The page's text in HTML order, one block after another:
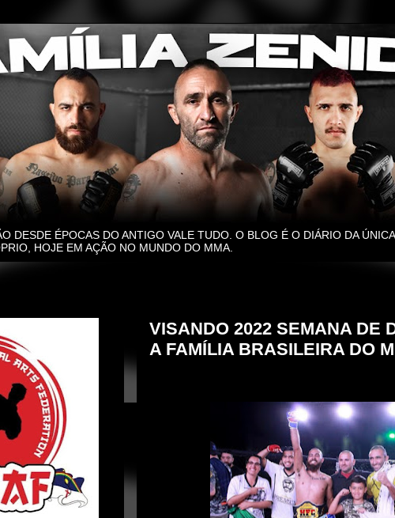
DESDE ÉPOCAS DO ANTIGO VALE TUDO. O BLOG É O DIÁRIO DA
HOJE EM AÇÃO NO MUNDO DO MMA.
VISANDO 2022 SEMANA DE
A FAMÍLIA BRASILEIRA DO